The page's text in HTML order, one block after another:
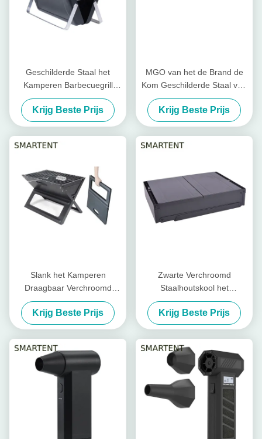
Geschilderde Staal het
Kamperen Barbecuegrill
Oven Cool Camping
Accessories EN1860
Krijg Beste Prijs
MGO van het de Brand de
Kom Geschilderde Staal van
de Steenbarbecue Brand Pit
Cool Camping Accessories
59.5X34.5cm
Krijg Beste Prijs
Slank het Kamperen
Draagbaar Verchroomd
Staal Vouwbare
45X30X30cm van Houtskool
Openluchtgrills
Krijg Beste Prijs
Zwarte Verchroomd
Staalhoutskool het
Kamperen Barbecuegrill Mini
Foldable 86X33.5X43cm
Krijg Beste Prijs